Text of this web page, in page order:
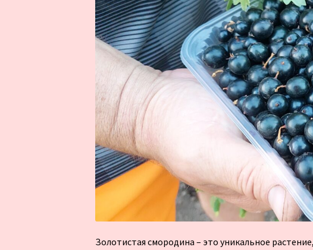
Золотистая смородина – это уникальное